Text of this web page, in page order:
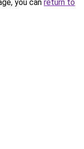
you can return to